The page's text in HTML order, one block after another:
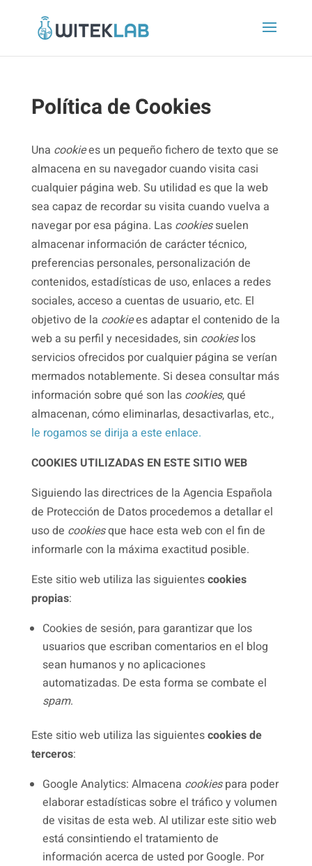
Política de Cookies
Una cookiees un pequeño fichero de texto que se
almacena en su navegador cuando visita casi
cualquier página web. Su utilidad es que la web
sea capaz de recordar su visita cuando vuelva a
navegar por esa página. Las cookiessuelen
almacenar información de carácter técnico,
preferencias personales, personalización de
contenidos, estadísticas de uso, enlaces a redes
sociales, acceso a cuentas de usuario, etc. El
objetivo de la cookiees adaptar el contenido de la
web a su perfil y necesidades, sin cookieslos
servicios ofrecidos por cualquier página se verían
mermados notablemente. Si desea consultar más
información sobre qué son las cookies, qué
almacenan, cómo eliminarlas, desactivarlas, etc.,
le rogamos se dirija a este enlace.
COOKIES UTILIZADAS EN ESTE SITIO WEB
Siguiendo las directrices de la Agencia Española
de Protección de Datos procedemos a detallar el
uso de cookiesque hace esta web con el fin de
informarle con la máxima exactitud posible.
Este sitio web utiliza las siguientescookies
propias:
Cookies de sesión, para garantizar que los
usuarios que escriban comentarios en el blog
sean humanos y no aplicaciones
automatizadas. De esta forma se combate el
spam.
Este sitio web utiliza las siguientescookies de
terceros:
Google Analytics: Almacena cookiespara poder
elaborar estadísticas sobre el tráfico y volumen
de visitas de esta web. Al utilizar este sitio web
está consintiendo el tratamiento de
información acerca de usted por Google. Por